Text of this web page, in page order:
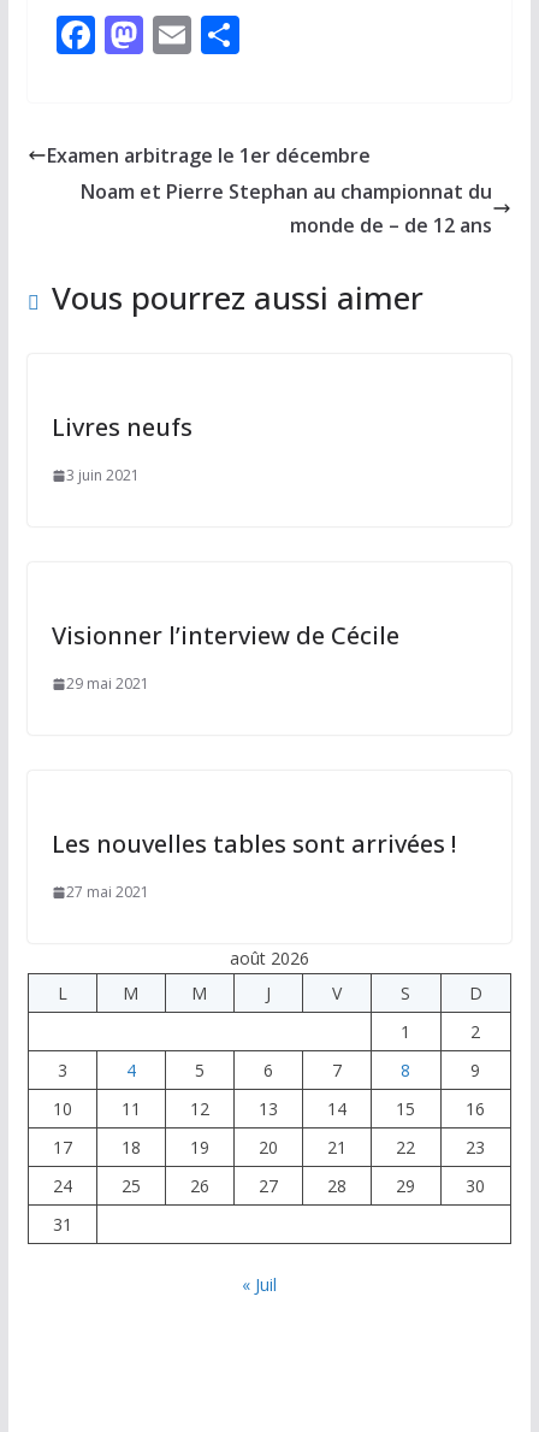
F
b
o
M
d
o
E
l
P
g
er
Examen arbitrage le 1er décembre
Noam et Pierre Stephan au championnat du
monde de – de 12 ans
Vous pourrez aussi aimer
Livres neufs
3 juin 2021
Visionner l’interview de Cécile
29 mai 2021
Les nouvelles tables sont arrivées !
27 mai 2021
août 2026
L
M M J V S
D
1
2
3
4 5 6 7 8
9
10
11 12 13 14 15
16
17
18 19 20 21 22
23
24
25 26 27 28 29
30
31
« Juil